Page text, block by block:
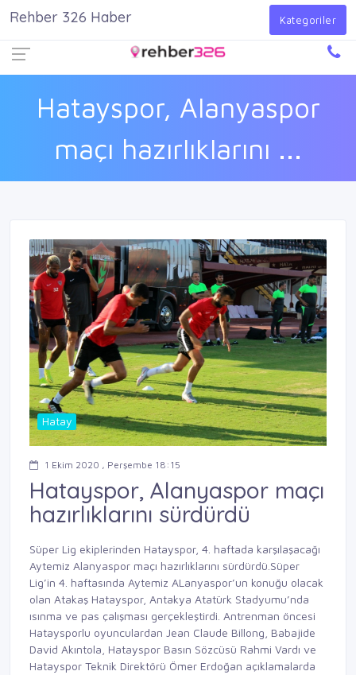
Giriş Yap
Hatayspor, Alanyaspor
maçı hazırlıklarını ...
Rehber 326 Haber Kategoriler
Hatay
1 Ekim 2020 , Perşembe 18:15
Hatayspor, Alanyaspor maçı
hazırlıklarını sürdürdü
Süper Lig ekiplerinden Hatayspor, 4. haftada karşılaşacağı
Aytemiz Alanyaspor maçı hazırlıklarını sürdürdü.Süper
Lig’in 4. haftasında Aytemiz ALanyaspor’un konuğu olacak
olan Atakaş Hatayspor, Antakya Atatürk Stadyumu’nda
ısınma ve pas çalışması gerçekleştirdi. Antrenman öncesi
Hataysporlu oyunculardan Jean Claude Billong, Babajide
David Akıntola, Hatayspor Basın Sözcüsü Rahmi Vardı ve
Hatayspor Teknik Direktörü Ömer Erdoğan açıklamalarda